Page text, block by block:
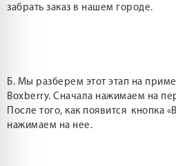
забрать заказ в нашем городе.
Б. Мы разберем этот этап на
Boxberry. Сначала нажимаем на
После того, как появится кнопка
нажимаем на нее.